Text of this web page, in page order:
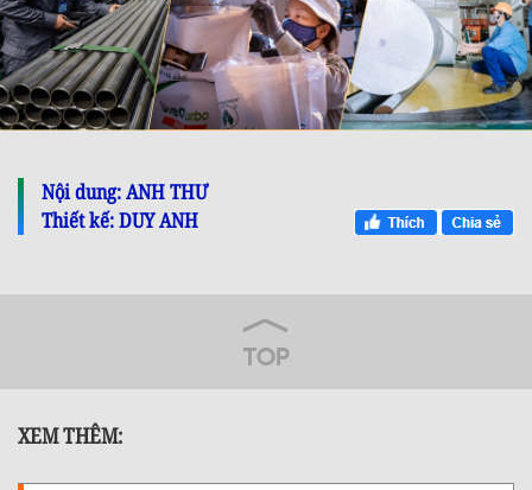
Nội dung: ANH THƯ
Thiết kế: DUY ANH
XEM THÊM: